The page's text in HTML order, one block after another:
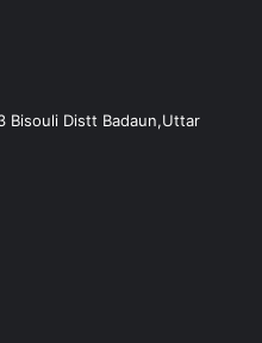
Bisouli Distt Badaun,Uttar